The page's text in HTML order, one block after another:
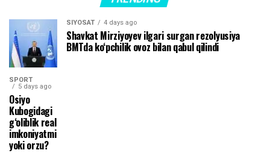
SIYOSAT 4 days ago
Shavkat Mirziyoyev ilgari surgan rezolyusiya
BMTda ko‘pchilik ovoz bilan qabul qilindi
SPORT
5 days ago
Osiyo
Kubogidagi
g‘oliblik real
imkoniyatmi
yoki orzu?